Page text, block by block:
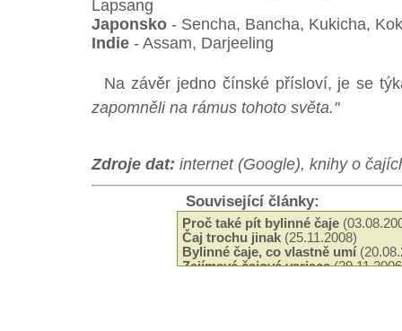
Lapsang
Japonsko - Sencha, Bancha, Kukicha,
Indie - Assam, Darjeeling
Na závěr jedno čínské přísloví, je se
zapomněli na rámus tohoto světa."
Zdroje dat: internet (Google), knihy o
Související články:
Proč také pít bylinné čaje
Čaj trochu jinak (25.11.2008)
Bylinné čaje, co vlastně umí
Zajímavé čajové variace